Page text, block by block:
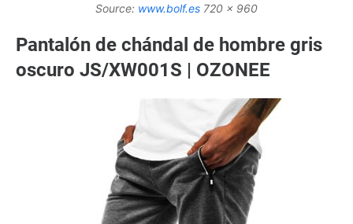
Source: www.bolf.es 720 x 960
Pantalón de chándal de hombre gris
oscuro JS/XW001S | OZONEE